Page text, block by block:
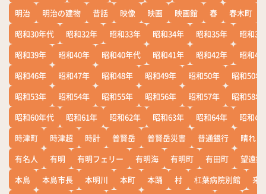
明治
明治の建物 昔話 映像 映画 映画館 春 春木町
昭和30年代
昭和32年 昭和33年 昭和34年 昭和35年
昭和36
昭和39年
昭和40年 昭和40年代 昭和41年 昭和42年
昭和43
昭和46年
昭和47年 昭和48年 昭和49年 昭和50年
昭和50年
昭和53年
昭和54年 昭和55年 昭和56年 昭和57年
昭和58年
昭和60年代
昭和61年 昭和62年 昭和63年 昭和64年
昭和の
時津町
時津超 時計 普賢岳 普賢岳災害 普通銀行
晴れ
有名人
有明 有明フェリー 有明海 有明町 有田町
望遠鏡
本島
本島市長 本明川 本町 本踊 村 杠葉病院別館
来